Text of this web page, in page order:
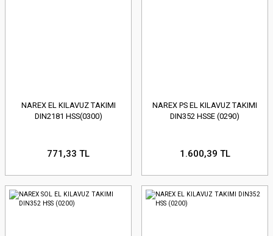
NAREX EL KILAVUZ TAKIMI
DIN2181 HSS(0300)
771,33 TL
NAREX PS EL KILAVUZ TAKIMI
DIN352 HSSE (0290)
1.600,39 TL